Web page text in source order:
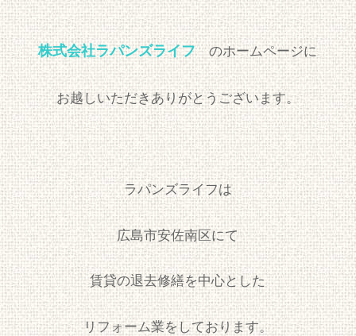
株式会社ラパンズライフのホームページに
お越しいただきありがとうございます。
ラパンズライフは
広島市安佐南区にて
賃貸の退去修繕を中心とした
リフォーム業をしております。